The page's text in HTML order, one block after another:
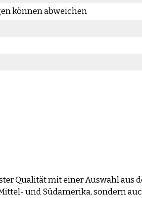
können abweichen
Qualität mit einer Auswahl aus
und Südamerika, sondern